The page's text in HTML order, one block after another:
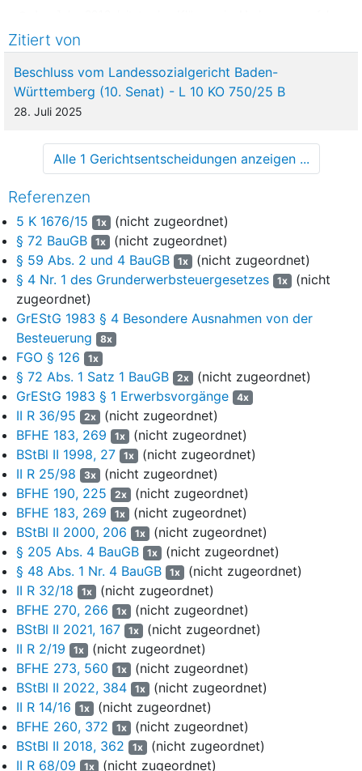
gemäß §§ 45 ff. des Baugesetzbuchs (BauGB) ein, in das
die Gemeinden und die Privateigentümer ihre Grundstücke
einbrachten. Am 16.12.2013 stellte er einen Umlegungsplan mit
dem in Aussicht genommenen neuen Zuschnitt der
eingebrachten Grundstücke auf. Mit Inkrafttreten des
insgesamt 23,93 ha im Umlegungsgebiet zugewiesen. Die
früheren Grundstückseigentümer erhielten zum Ausgleich für
den Verlust ihres Eigentums entsprechende
3
Nachdem der Kläger dem zunächst zuständigen Finanzamt
den Umlegungsplan übersandt hatte, setzte dieses mit
Bescheid vom 27.05.2014 Grunderwerbsteuer in Höhe von
... € fest. Als Bemessungsgrundlage legte es die vom Kläger
geleisteten Ausgleichszahlungen zugrunde. Hierbei ging es von
einem gezahlten Betrag in Höhe von insgesamt ... € aus.
4
Gegen den Bescheid vom 27.05.2014 erhob der Kläger
nach erfolglosem Einspruchsverfahren Klage. Im Laufe des
Klageverfahrens erließ der zwischenzeitlich zuständig
gewordene Beklagte und Revisionsbeklagte (Finanzamt --FA--)
am 17.06.2020 einen geänderten Grunderwerbsteuerbescheid,
mit dem die Grunderwerbsteuer auf ... € herabsetzt wurde.
Dies beruhte darauf, dass das FA den Grundstückserwerb von
den Gemeinden nach
§ 4 Nr. 1 des
Grunderwerbsteuergesetzes
in der im Streitjahr geltenden
Fassung (GrEStG) von der Steuer freistellte und hinsichtlich
des Grundstückserwerbs von den Privateigentümern von
geringeren Ausgleichszahlungen des Klägers als
Bemessungsgrundlage ausging.
5
Die von dem Kläger gegen den Änderungsbescheid vom
17.06.2020 fortgeführte Klage wies das Finanzgericht (FG)
mit Urteil vom 22.10.2020 ab. Die Gründe sind in
Entscheidungen der Finanzgerichte 2022, 1563 mitgeteilt.
6
Mit der hiergegen erhobenen Revision rügt der Kläger die
Verletzung materiellen Rechts.
7
Er macht geltend, die Regelung des § 1 Abs. 1 Nr. 3 Satz 2
Buchst. b GrEStG sei über ihren Wortlaut hinaus
Zitiert von
Beschluss vom Landessozialgericht Baden-
Württemberg (10. Senat) - L 10 KO 750/25 B
28. Juli 2025
Alle 1 Gerichtsentscheidungen anzeigen ...
Referenzen
5 K 1676/15 1x (nicht zugeordnet)
§ 72 BauGB
1x (nicht zugeordnet)
§ 59 Abs. 2 und 4 BauGB
1x (nicht zugeordnet)
§ 4 Nr. 1 des Grunderwerbsteuergesetzes
1x (nicht
zugeordnet)
GrEStG 1983 § 4 Besondere Ausnahmen von der
Besteuerung
8x
FGO § 126 1x
§ 72 Abs. 1 Satz 1 BauGB 2x (nicht zugeordnet)
GrEStG 1983 § 1 Erwerbsvorgänge
4x
II R 36/95 2x (nicht zugeordnet)
BFHE 183, 269
1x (nicht zugeordnet)
BStBl II 1998, 27
1x (nicht zugeordnet)
II R 25/98
3x (nicht zugeordnet)
BFHE 190, 225
2x (nicht zugeordnet)
BFHE 183, 269
1x (nicht zugeordnet)
BStBl II 2000, 206
1x (nicht zugeordnet)
§ 205 Abs. 4 BauGB
1x (nicht zugeordnet)
§ 48 Abs. 1 Nr. 4 BauGB
1x (nicht zugeordnet)
II R 32/18
1x (nicht zugeordnet)
BFHE 270, 266
1x (nicht zugeordnet)
BStBl II 2021, 167
1x (nicht zugeordnet)
II R 2/19
1x (nicht zugeordnet)
BFHE 273, 560
1x (nicht zugeordnet)
BStBl II 2022, 384
1x (nicht zugeordnet)
II R 14/16
1x (nicht zugeordnet)
BFHE 260, 372
1x (nicht zugeordnet)
BStBl II 2018, 362
1x (nicht zugeordnet)
II R 68/09
1x (nicht zugeordnet)